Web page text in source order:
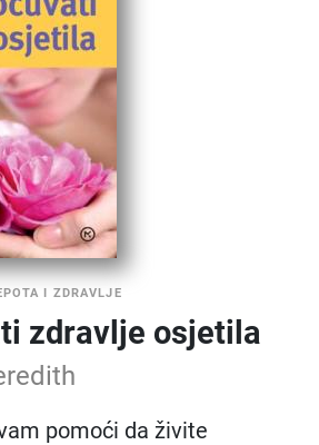
I ZDRAVLJE
zdravlje osjetila
pomoći da živite